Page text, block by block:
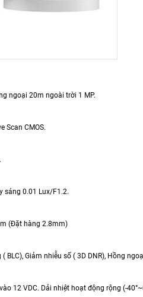
ngoại 20m ngoài trời 1 MP.
Scan CMOS.
sáng 0.01 Lux/F1.2.
(Đặt hàng 2.8mm)
BLC), Giảm nhiễu số ( 3D DNR), Hồng
12 VDC. Dải nhiệt hoạt động rộng (-